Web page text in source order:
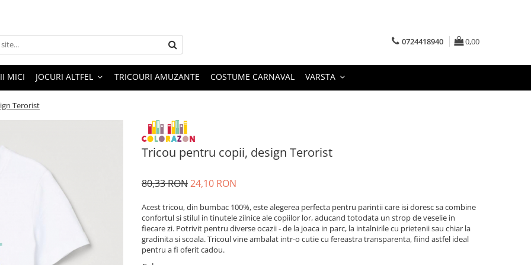
0724418940 0,00
MICI JOCURI ALTFEL TRICOURI AMUZANTE COSTUME CARNAVAL VARSTA
Terorist
Tricou pentru copii, design Terorist
80,33 RON24,10 RON
Acest tricou, din bumbac 100%, este alegerea perfecta pentru parintii care isi doresc sa combine
confortul si stilul in tinutele zilnice ale copiilor lor, aducand totodata un strop de veselie in
fiecare zi. Potrivit pentru diverse ocazii - de la joaca in parc, la intalnirile cu prietenii sau chiar la
gradinita si scoala. Tricoul vine ambalat intr-o cutie cu fereastra transparenta, fiind astfel ideal
pentru a fi oferit cadou.